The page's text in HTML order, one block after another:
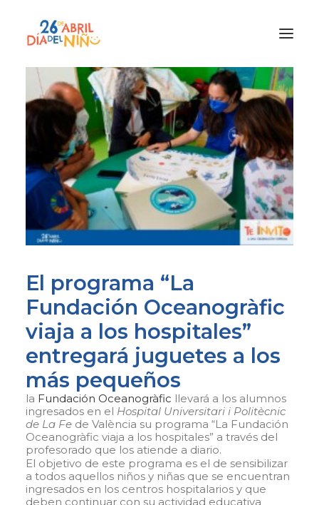
¿Qué es el Día del Niño?
¿Cómo lo vamos a celebrar?
¡Únete!
Participa con tu cole
Materiales
Gracias a
Promocion
El programa “La
Fundación Oceanogràfic
viaja a los hospitales”
entregará juguetes a los
más pequeños
la Fundación Oceanogràfic llevará a los alumnos
ingresados en el Hospital Universitari i Politècnic
de La Fe de València su programa “La Fundación
Oceanogràfic viaja a los hospitales” a través del
profesorado que los atiende a diario.
El objetivo de este programa es el de sensibilizar
a todos aquellos niños y niñas que se encuentran
ingresados en los centros hospitalarios y que
deben continuar con su actividad educativa